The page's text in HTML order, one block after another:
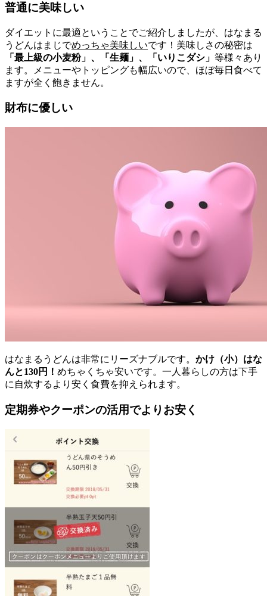
普通に美味しい
ダイエットに最適ということでご紹介しましたが、はなまる
うどんはまじでめっちゃ美味しいです！美味しさの秘密は
「最上級の小麦粉」、「生麺」、「いりこダシ」 等様々あり
ます。メニューやトッピングも幅広いので、ほぼ毎日食べて
ますが全く飽きません。
財布に優しい
はなまるうどんは非常にリーズナブルです。 かけ（小）はな
んと130円！ めちゃくちゃ安いです。一人暮らしの方は下手
に自炊するより安く食費を抑えられます。
定期券やクーポンの活用でよりお安く